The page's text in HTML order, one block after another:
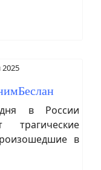
2025
в России
трагические
в